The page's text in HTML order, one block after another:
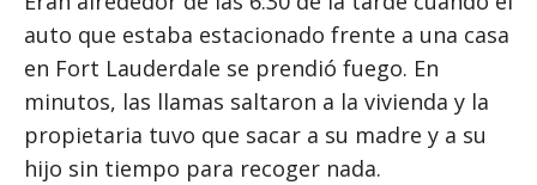
auto que estaba estacionado frente a una casa
en Fort Lauderdale se prendió fuego. En
minutos, las llamas saltaron a la vivienda y la
propietaria tuvo que sacar a su madre y a su
hijo sin tiempo para recoger nada.